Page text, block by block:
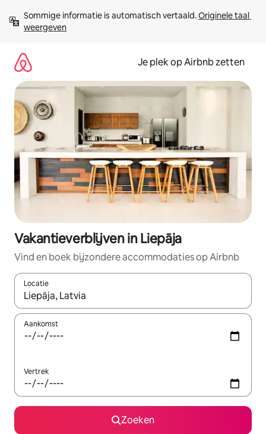
direct
naar
Sommige informatie is automatisch vertaald. Originele taal
weergeven
Je plek op Airbnb zetten
Vakantieverblijven in Liepāja
Vind en boek bijzondere accommodaties op Airbnb
Locatie
Wanneer er resultaten beschikbaar zijn, maak je een keuze
Aankomst
Vertrek
Zoeken